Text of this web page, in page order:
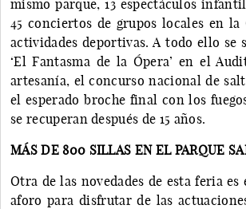
mismo parque, 13 espectáculos
45 conciertos de grupos locales en la
actividades deportivas. A todo ello se
‘El Fantasma de la Ópera’ en el
artesanía, el concurso nacional de
el esperado broche final con los
se recuperan después de 15 años.
MÁS DE 800 SILLAS EN EL PARQUE
Otra de las novedades de esta feria
aforo para disfrutar de las